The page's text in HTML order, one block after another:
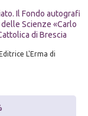
Il Fondo autografi
Scienze «Carlo
di Brescia
L'Erma di